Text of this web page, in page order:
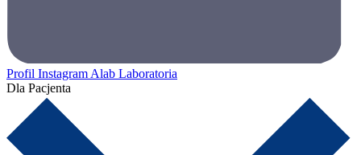
Profil Instagram Alab Laboratoria
Dla Pacjenta